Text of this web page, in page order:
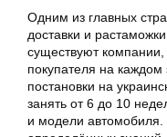
Одним из главных
доставки и
существуют
покупателя на каждом
постановки на
занять от 6 до 10
и модели